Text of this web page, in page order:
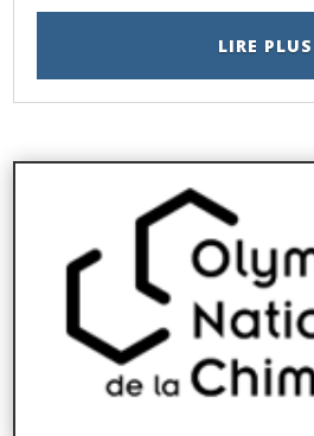
LIRE PLUS